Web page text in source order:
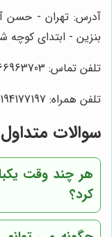
آدرس: تهران - حسن
بنزین - ابتدای کوچه
تلفن تماس: 02166963703
تلفن همراه: 09194177197 - 09120732013
سوالات
هر چند وقت
کرد؟